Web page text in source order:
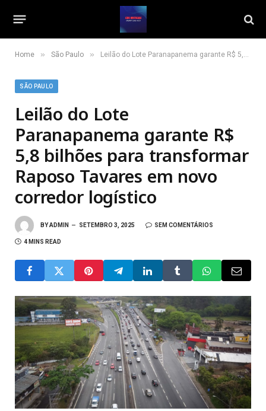
Home » São Paulo » Leilão do Lote Paranapanema garante R$ 5,8 bilhões para transformar Raposo Tavares em novo corredor logístico
SÃO PAULO
Leilão do Lote
Paranapanema garante R$
5,8 bilhões para transformar
Raposo Tavares em novo
corredor logístico
BYADMIN SETEMBRO 3, 2025 SEM COMENTÁRIOS
4 MINS READ